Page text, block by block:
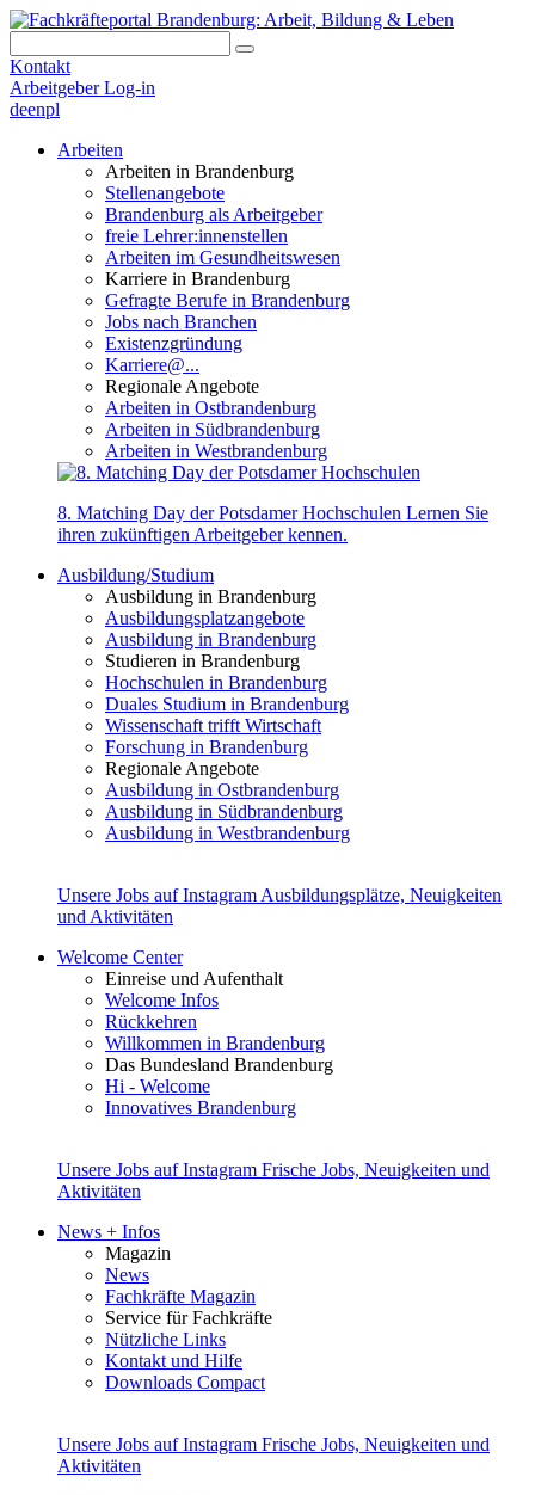
Kontakt
Arbeitgeber Log-in
deenpl
Arbeiten
Arbeiten in Brandenburg
Stellenangebote
Brandenburg als Arbeitgeber
freie Lehrer:innenstellen
Arbeiten im Gesundheitswesen
Karriere in Brandenburg
Gefragte Berufe in Brandenburg
Jobs nach Branchen
Existenzgründung
Karriere@...
Regionale Angebote
Arbeiten in Ostbrandenburg
Arbeiten in Südbrandenburg
Arbeiten in Westbrandenburg
8. Matching Day der Potsdamer Hochschulen Lernen Sie
ihren zukünftigen Arbeitgeber kennen.
Ausbildung/Studium
Ausbildung in Brandenburg
Ausbildungsplatzangebote
Ausbildung in Brandenburg
Studieren in Brandenburg
Hochschulen in Brandenburg
Duales Studium in Brandenburg
Wissenschaft trifft Wirtschaft
Forschung in Brandenburg
Regionale Angebote
Ausbildung in Ostbrandenburg
Ausbildung in Südbrandenburg
Ausbildung in Westbrandenburg
Unsere Jobs auf Instagram Ausbildungsplätze, Neuigkeiten
und Aktivitäten
Welcome Center
Einreise und Aufenthalt
Welcome Infos
Rückkehren
Willkommen in Brandenburg
Das Bundesland Brandenburg
Hi - Welcome
Innovatives Brandenburg
Unsere Jobs auf Instagram Frische Jobs, Neuigkeiten und
Aktivitäten
News + Infos
Magazin
News
Fachkräfte Magazin
Service für Fachkräfte
Nützliche Links
Kontakt und Hilfe
Downloads Compact
Unsere Jobs auf Instagram Frische Jobs, Neuigkeiten und
Aktivitäten